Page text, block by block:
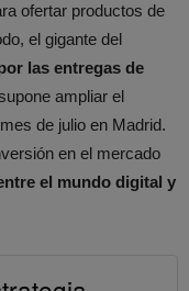
ofertar productos de
el gigante del
las entregas de
ampliar el
de julio en Madrid.
en el mercado
el mundo digital y